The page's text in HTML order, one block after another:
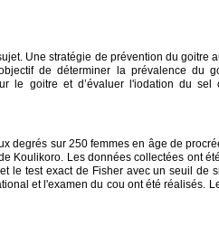
Une stratégie de prévention du goitre
de déterminer la prévalence du
le goitre et d’évaluer l'iodation du sel
degrés sur 250 femmes en âge de
Koulikoro. Les données collectées ont
le test exact de Fisher avec un seuil de
et l'examen du cou ont été réalisés.